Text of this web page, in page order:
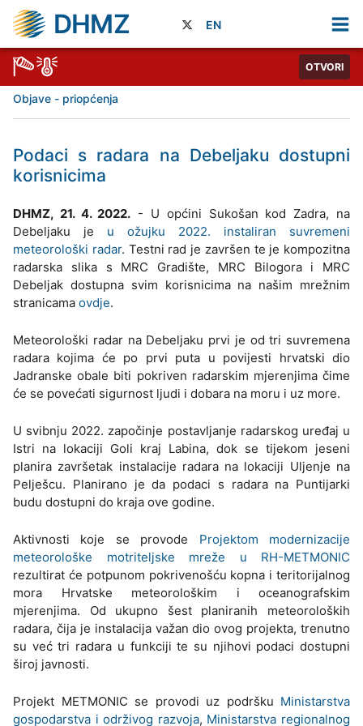
DHMZ EN
OTVORI
Objave - priopćenja
Podaci s radara na Debeljaku dostupni
korisnicima
DHMZ, 21. 4. 2022. - U općini Sukošan kod Zadra, na
Debeljaku je u ožujku 2022. instaliran suvremeni
meteorološki radar. Testni rad je završen te je kompozitna
radarska slika s MRC Gradište, MRC Bilogora i MRC
Debeljak dostupna svim korisnicima na našim mrežnim
stranicama ovdje.
Meteorološki radar na Debeljaku prvi je od tri suvremena
radara kojima će po prvi puta u povijesti hrvatski dio
Jadranske obale biti pokriven radarskim mjerenjima čime
će se povećati sigurnost ljudi i dobara na moru i uz more.
U svibnju 2022. započinje postavljanje radarskog uređaj u
Istri na lokaciji Goli kraj Labina, dok se tijekom jeseni
planira završetak instalacije radara na lokaciji Uljenje na
Pelješcu. Planirano je da podaci s radara na Puntijarki
budu dostupni do kraja ove godine.
Aktivnosti koje se provode Projektom modernizacije
meteorološke motriteljske mreže u RH-METMONIC
rezultirat će potpunom pokrivenošću kopna i teritorijalnog
mora Hrvatske meteorološkim i oceanografskim
mjerenjima. Od ukupno šest planiranih meteoroloških
radara, čija je instalacija važan dio ovog projekta, trenutno
su već tri radara u funkciji te su njihovi podaci dostupni
široj javnosti.
Projekt METMONIC se provodi uz podršku Ministarstva
gospodarstva i održivog razvoja, Ministarstva regionalnog